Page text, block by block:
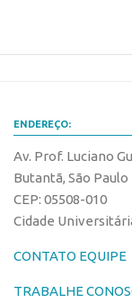
Comunicação
Eventos
Fala
ENDEREÇO:
Av. Prof. Luciano
Butantã, São Paulo
CEP: 05508-010
Cidade
CONTATO EQUIPE
TRABALHE